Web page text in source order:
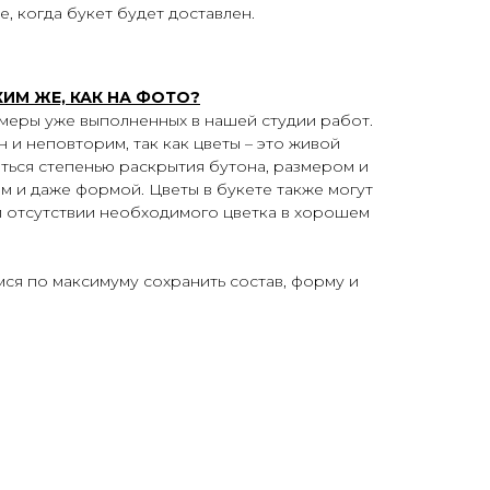
букет будет доставлен.
ЖЕ, КАК НА ФОТО?
уже выполненных в нашей студии работ.
неповторим, так как цветы – это живой
степенью раскрытия бутона, размером и
и даже формой. Цветы в букете также могут
отсутствии необходимого цветка в хорошем
по максимуму сохранить состав, форму и